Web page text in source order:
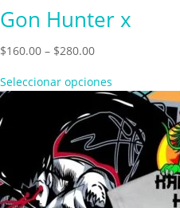
Gon Hunter x
$160.00 – $280.00Price
$160.00
through
$280.00
Seleccionar opciones